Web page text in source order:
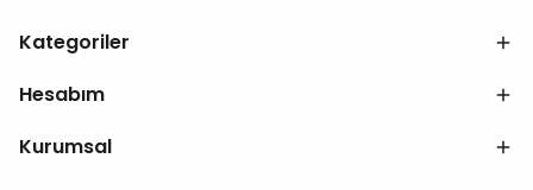
Kategoriler
Hesabım
Kurumsal